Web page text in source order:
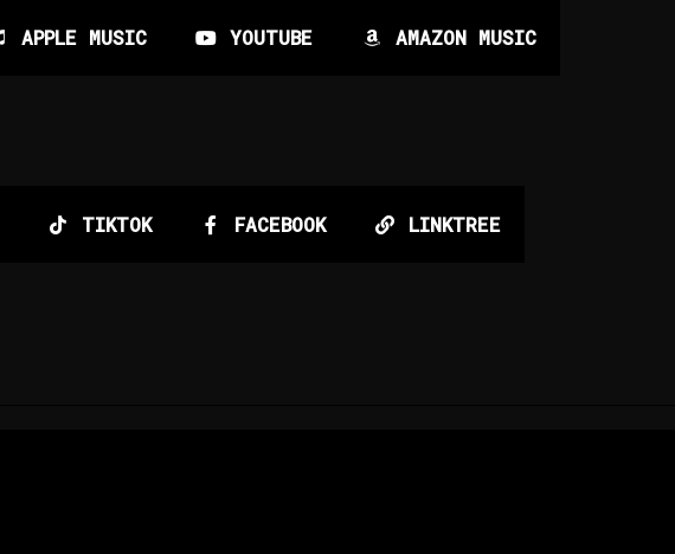
APPLE MUSIC YOUTUBE AMAZON MUSIC
TIKTOK FACEBOOK LINKTREE